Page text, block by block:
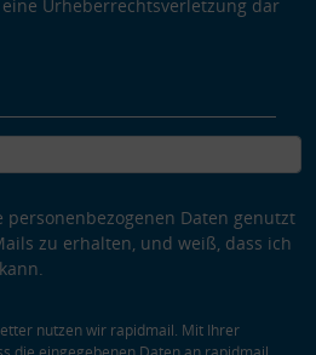
Urheberrechtsverletzung dar
personenbezogenen Daten genutzt
zu erhalten, und weiß, dass ich
nutzen wir rapidmail. Mit Ihrer